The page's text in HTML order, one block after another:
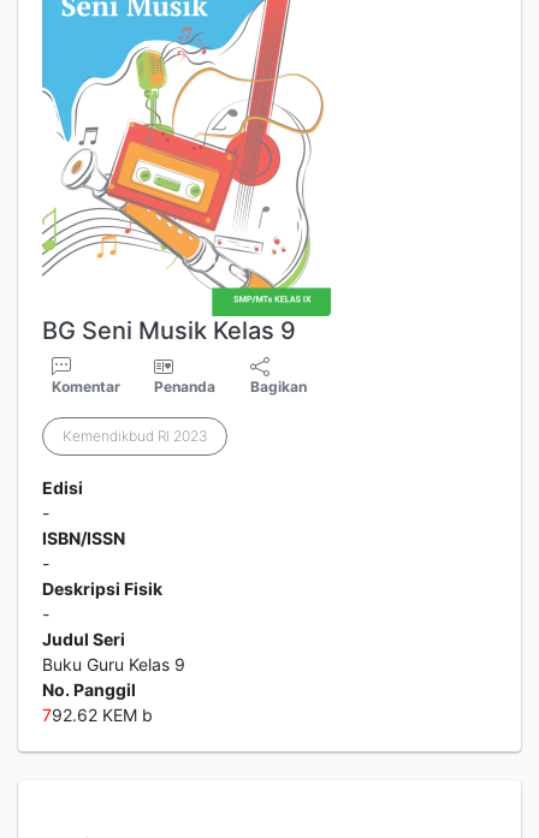
BG Seni Musik Kelas 9
Komentar Penanda Bagikan
Kemendikbud RI 2023
Edisi
-
ISBN/ISSN
-
Deskripsi Fisik
-
Judul Seri
Buku Guru Kelas 9
No. Panggil
792.62 KEM b